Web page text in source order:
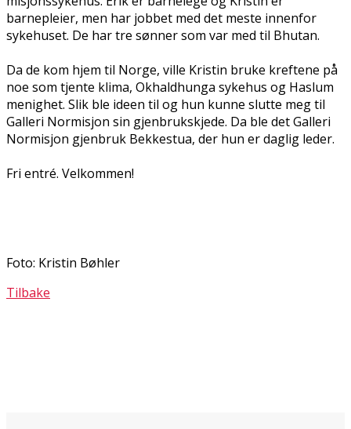
barnepleier, men har jobbet med det meste innenfor
sykehuset. De har tre sønner som var med til Bhutan.
Da de kom hjem til Norge, ville Kristin bruke kreftene på
noe som tjente klima, Okhaldhunga sykehus og Haslum
menighet. Slik ble ideen til og hun kunne slutte meg til
Galleri Normisjon sin gjenbrukskjede. Da ble det Galleri
Normisjon gjenbruk Bekkestua, der hun er daglig leder.
Fri entré. Velkommen!
Foto: Kristin Bøhler
Tilbake